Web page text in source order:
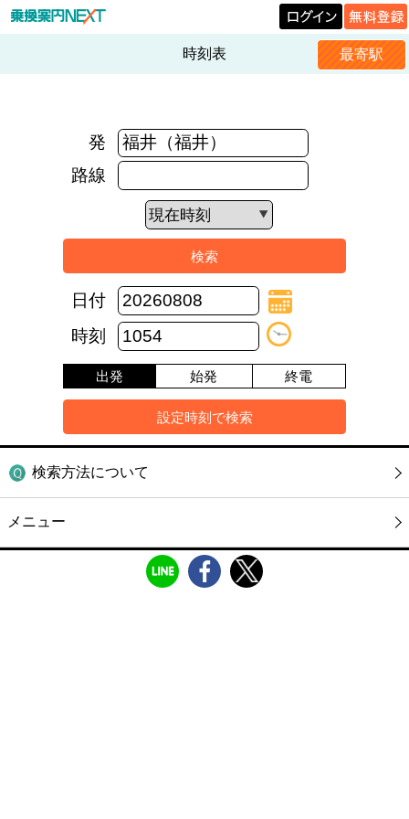
時刻表 最寄駅
発
路線
日付
時刻
出発 始発 終電
検索方法について
メニュー